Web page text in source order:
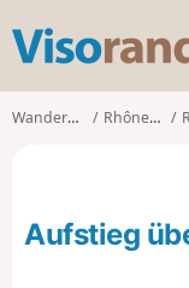
Wanderungen Rhône-Alpes
Aufstieg